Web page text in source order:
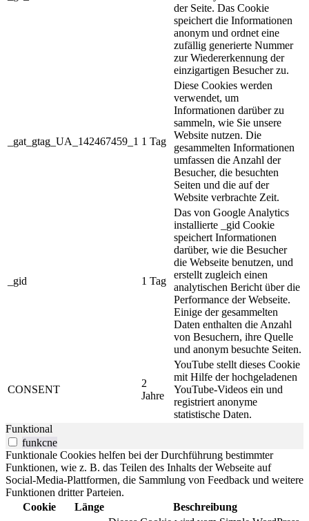
der Seite. Das Cookie
speichert die Informationen
anonym und ordnet eine
zufällig generierte Nummer
zur Wiedererkennung der
einzigartigen Besucher zu.
_gat_gtag_UA_142467459_1 1 Tag
Diese Cookies werden
verwendet, um
Informationen darüber zu
sammeln, wie Sie unsere
Website nutzen. Die
gesammelten Informationen
umfassen die Anzahl der
Besucher, die besuchten
Seiten und die auf der
Website verbrachte Zeit.
_gid 1 Tag
Das von Google Analytics
installierte _gid Cookie
speichert Informationen
darüber, wie die Besucher
die Webseite benutzen, und
erstellt zugleich einen
analytischen Bericht über die
Performance der Webseite.
Einige der gesammelten
Daten enthalten die Anzahl
von Besuchern, ihre Quelle
und anonym besuchte Seiten.
CONSENT
2
Jahre
YouTube stellt dieses Cookie
mit Hilfe der hochgeladenen
YouTube-Videos ein und
registriert anonyme
statistische Daten.
Funktional
funkcne
Funktionale Cookies helfen bei der Durchführung bestimmter
Funktionen, wie z. B. das Teilen des Inhalts der Webseite auf
Social-Media-Plattformen, die Sammlung von Feedback und weitere
Funktionen dritter Parteien.
Cookie
Länge
Beschreibung